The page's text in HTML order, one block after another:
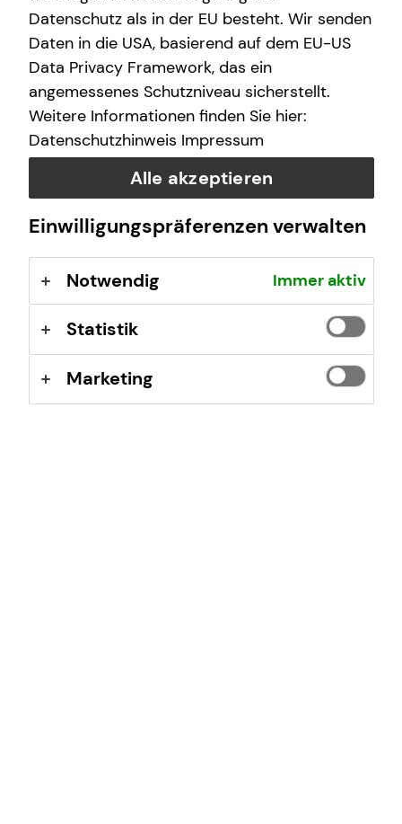
Das ist tecis
Wir sind tecis, die Finanzberatung deiner Generation –
und begleiten dich auf deinem Weg in eine finanziell
selbstbestimmte Zukunft.
Mehr erfahren
Datenschutz als in der EU besteht. Wir senden
Daten in die USA, basierend auf dem EU-US
Data Privacy Framework, das ein
angemessenes Schutzniveau sicherstellt.
Weitere Informationen finden Sie hier:
Datenschutzhinweis Impressum
Alle akzeptieren
Einwilligungspräferenzen verwalten
Notwendig Immer aktiv
Statistik
Marketing